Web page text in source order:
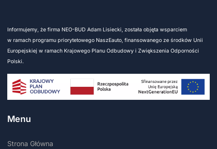
Informujemy, że firma NEO-BUD Adam Lisiecki, została objęta wsparciem
w ramach programu priorytetowego NaszEauto, finansowanego ze środków Unii
Europejskiej w ramach Krajowego Planu Odbudowy i Zwiększenia Odporności
Polski.
Menu
Strona Główna